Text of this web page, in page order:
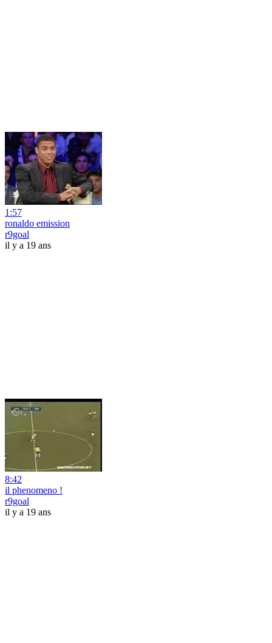
1:57
ronaldo emission
r9goal
il y a 19 ans
8:42
il phenomeno !
r9goal
il y a 19 ans